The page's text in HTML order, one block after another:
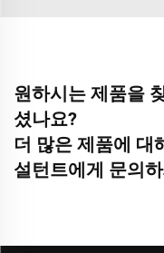
원하시는 제품을
셨나요?
더 많은 제품에 대
설턴트에게 문의